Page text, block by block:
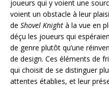
joueurs qui y voient une
voient un obstacle à leur
de Shovel Knight à la vue en
déçu les joueurs qui
de genre plutôt qu’une
de design. Ces éléments de
qui choisit de se distinguer
attentes établies, et leur